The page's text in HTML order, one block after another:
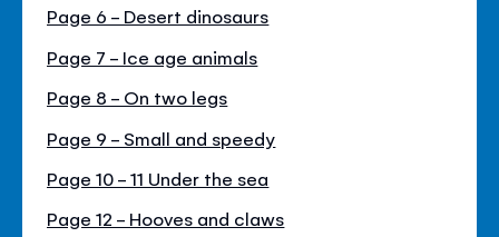
Page 6 - Desert dinosaurs
Page 7 - Ice age animals
Page 8 - On two legs
Page 9 - Small and speedy
Page 10 - 11 Under the sea
Page 12 - Hooves and claws